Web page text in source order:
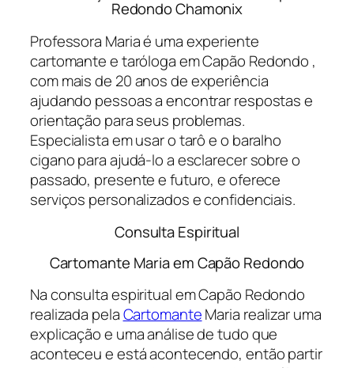
Redondo Chamonix
Professora Maria é uma experiente
cartomante e taróloga em Capão Redondo ,
com mais de 20 anos de experiência
ajudando pessoas a encontrar respostas e
orientação para seus problemas.
Especialista em usar o tarô e o baralho
cigano para ajudá-lo a esclarecer sobre o
passado, presente e futuro, e oferece
serviços personalizados e confidenciais.
Consulta Espiritual
Cartomante Maria em Capão Redondo
Na consulta espiritual em Capão Redondo
realizada pelaCartomanteMaria realizar uma
explicação e uma análise de tudo que
aconteceu e está acontecendo, então partir